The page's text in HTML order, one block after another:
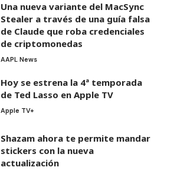
Una nueva variante del MacSync
Stealer a través de una guía falsa
de Claude que roba credenciales
de criptomonedas
AAPL News
Hoy se estrena la 4ª temporada
de Ted Lasso en Apple TV
Apple TV+
Shazam ahora te permite mandar
stickers con la nueva
actualización